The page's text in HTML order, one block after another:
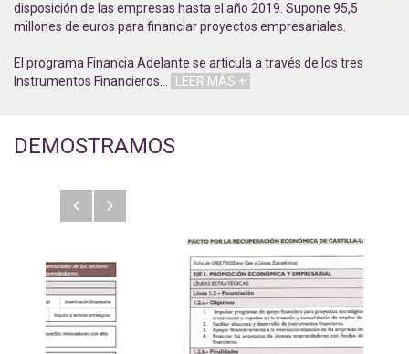
disposición de las empresas hasta el año 2019. Supone 95,5
millones de euros para financiar proyectos empresariales.
El programa Financia Adelante se articula a través de los tres
Instrumentos Financieros
LEER MÁS +
DEMOSTRAMOS
AnteriorSiguiente